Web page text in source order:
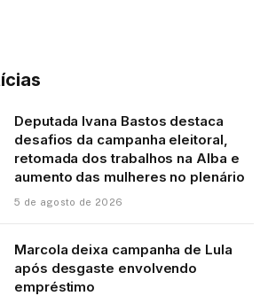
Deputada Ivana Bastos destaca
desafios da campanha eleitoral,
retomada dos trabalhos na Alba e
aumento das mulheres no plenário
5 de agosto de 2026
Marcola deixa campanha de Lula
após desgaste envolvendo
empréstimo